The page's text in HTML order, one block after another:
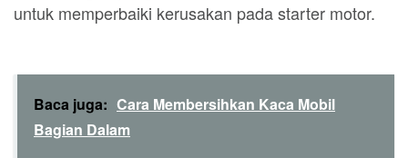
untuk memperbaiki kerusakan pada starter motor.
Baca juga: Cara Membersihkan Kaca Mobil
Bagian Dalam